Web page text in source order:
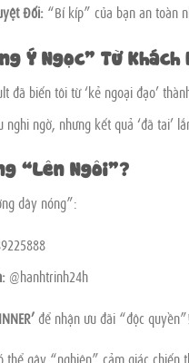
Đối:“Bí kíp” của bạn an toàn
Ý Ngọc” Từ Khách
đã biến tôi từ ‘kẻ ngoại đạo’
nghi ngờ, nhưng kết quả ‘đã tai’
“Lên Ngôi”?
dây nóng”:
@hanhtrinh24h
để nhận ưu đãi “độc
thể gây “nghiện” cảm giác